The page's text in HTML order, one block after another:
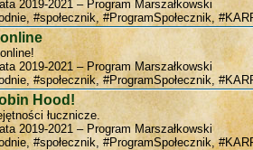
2019-2021 – Program Marszałkowski
#społecznik, #ProgramSpołecznik,
2019-2021 – Program Marszałkowski
#społecznik, #ProgramSpołecznik,
Hood!
łucznicze.
2019-2021 – Program Marszałkowski
#społecznik, #ProgramSpołecznik,